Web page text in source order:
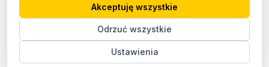
Ustawienia
Odrzuć wszystkie
Akceptuję wszystkie